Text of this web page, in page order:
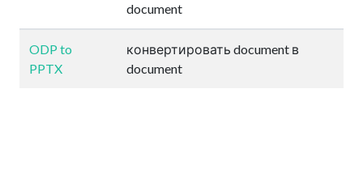
document
ODP to
PPTX
конвертировать document в
document